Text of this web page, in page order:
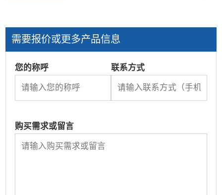
需要报价或更多产品信息
您的称呼 联系方式
购买需求或留言